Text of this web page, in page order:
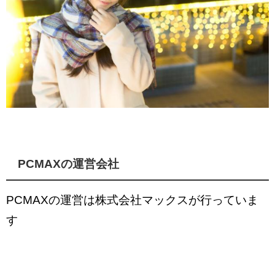
PCMAXの運営会社
PCMAXの運営は株式会社マックスが行っていま
す